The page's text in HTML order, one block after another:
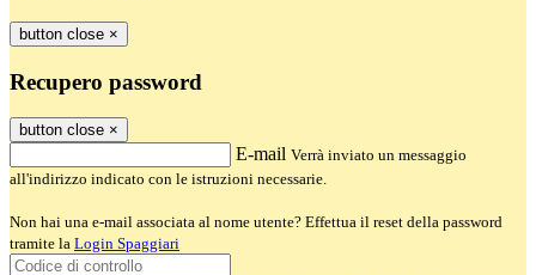
button close ×
Recupero password
button close ×
E-mail Verrà inviato un messaggio
all'indirizzo indicato con le istruzioni necessarie.
Non hai una e-mail associata al nome utente? Effettua il reset della password
tramite la Login Spaggiari